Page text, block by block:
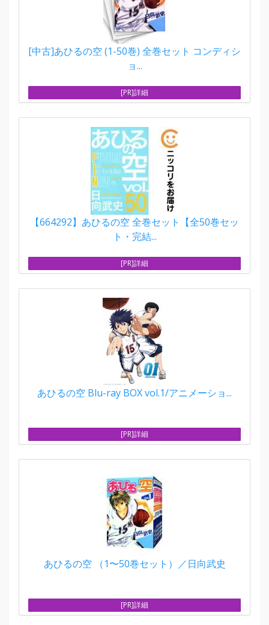
[中古]あひるの空 (1-50巻) 全巻セット コンディシ
ョ...
[PR]詳細
【664292】あひるの空 全巻セット【全50巻セッ
ト・完結...
[PR]詳細
あひるの空 Blu-ray BOX vol.1/アニメーショ...
[PR]詳細
あひるの空 （1〜50巻セット）／日向武史
[PR]詳細